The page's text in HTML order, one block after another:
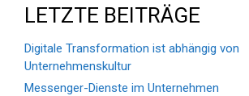
LETZTE BEITRÄGE
Digitale Transformation ist abhängig von
Unternehmenskultur
Messenger-Dienste im Unternehmen